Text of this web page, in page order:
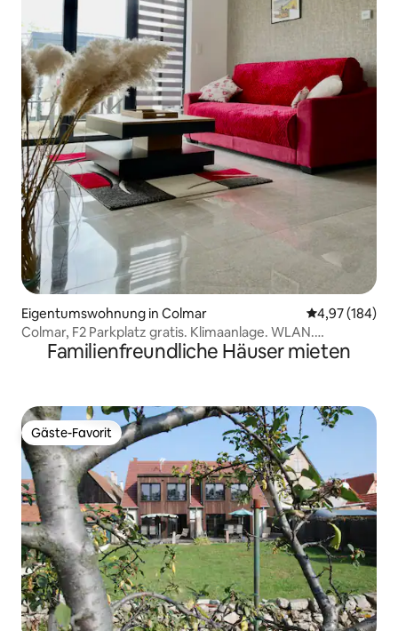
Eigentumswohnung in Colmar
4,97 (184)
Colmar, F2 Parkplatz gratis. Klimaanlage. WLAN.
Klassifiziert***
Familienfreundliche Häuser mieten
Gäste-Favorit
Gäste-Favorit